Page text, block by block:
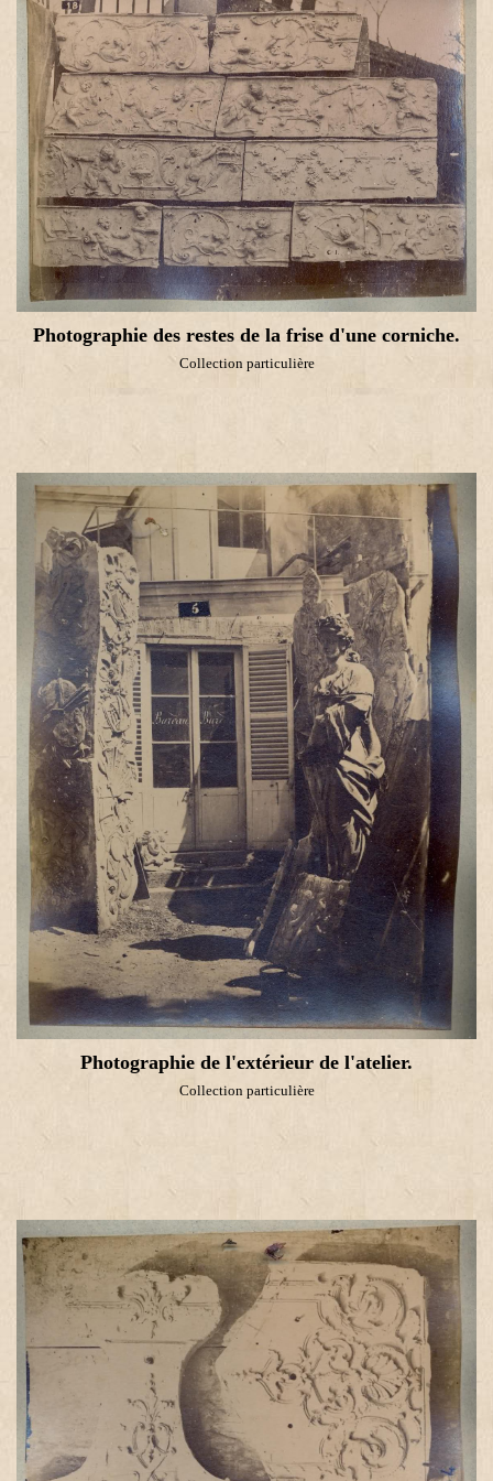
Photographie des restes de la frise d'une corniche.
Collection particulière
Photographie de l'extérieur de l'atelier.
Collection particulière